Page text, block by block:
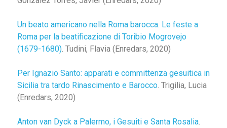
Un beato americano nella Roma barocca. Le feste a
Roma per la beatificazione di Toribio Mogrovejo
(1679-1680). Tudini, Flavia (Enredars, 2020)
Per Ignazio Santo: apparati e committenza gesuitica in
Sicilia tra tardo Rinascimento e Barocco. Trigilia, Lucia
(Enredars, 2020)
Anton van Dyck a Palermo, i Gesuiti e Santa Rosalia.